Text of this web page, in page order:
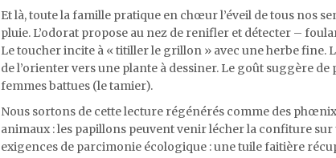
Et là, toute la famille pratique en chœur l’éveil de tous nos
pluie. L’odorat propose au nez de renifler et détecter –
Le toucher incite à « titiller le grillon » avec une herbe fine.
de l’orienter vers une plante à dessiner. Le goût suggère
femmes battues (le tamier).
Nous sortons de cette lecture régénérés comme des
animaux : les papillons peuvent venir lécher la confiture sur
exigences de parcimonie écologique : une tuile faitière